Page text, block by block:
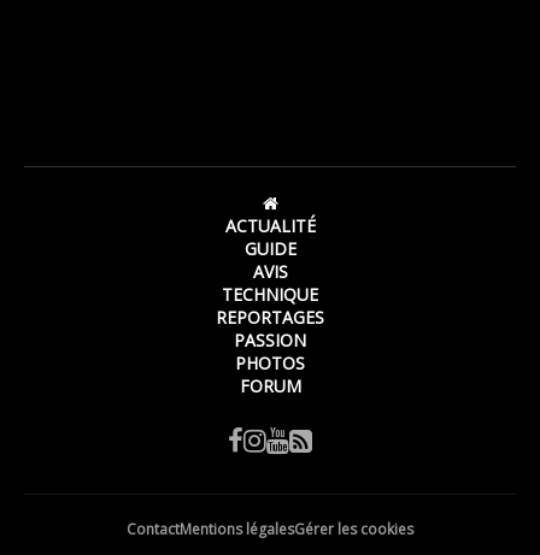
ACTUALITÉ
GUIDE
AVIS
TECHNIQUE
REPORTAGES
PASSION
PHOTOS
FORUM
ContactMentions légalesGérer les cookies